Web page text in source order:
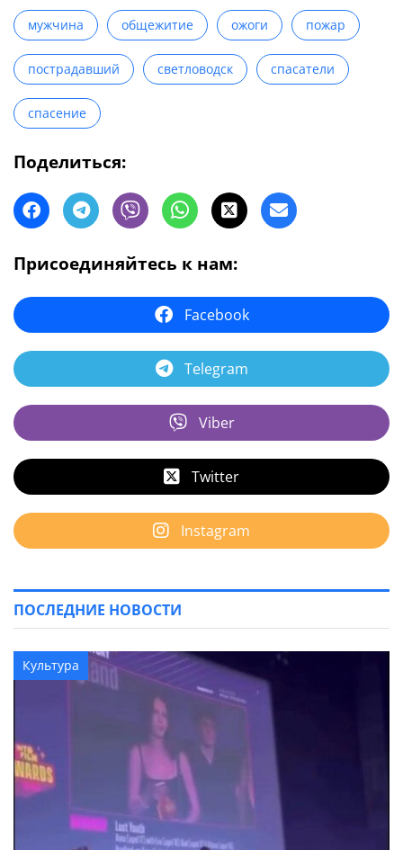
мужчина общежитие ожоги пожар
пострадавший светловодск спасатели
спасение
Поделиться:
Присоединяйтесь к нам:
Facebook
Telegram
Viber
Twitter
Instagram
ПОСЛЕДНИЕ НОВОСТИ
Культура